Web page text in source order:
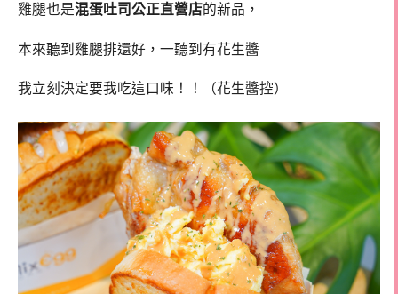
雞腿也是混蛋吐司公正直營店的新品，
本來聽到雞腿排還好，一聽到有花生醬
我立刻決定要我吃這口味！！（花生醬控）